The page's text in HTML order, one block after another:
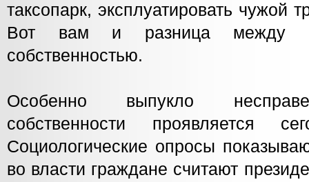
таксопарк, эксплуатировать чужой
Вот вам и разница между
собственностью.
Особенно выпукло
собственности проявляется
Социологические опросы
во власти граждане считают